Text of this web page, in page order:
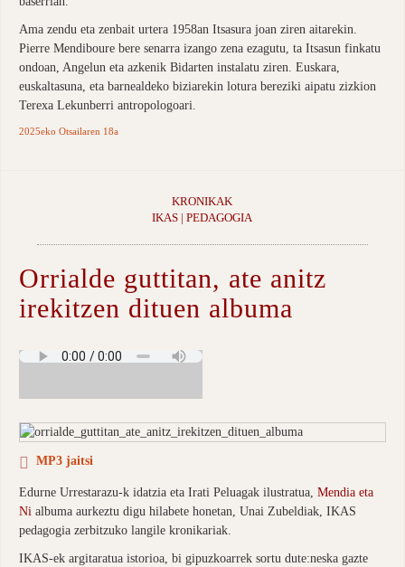
Ama zendu eta zenbait urtera 1958an Itsasura joan ziren aitarekin.
Pierre Mendiboure bere senarra izango zena ezagutu, ta Itsasun finkatu
ondoan, Angelun eta azkenik Bidarten instalatu ziren. Euskara,
euskaltasuna, eta barnealdeko biziarekin lotura bereziki aipatu zizkion
Terexa Lekunberri antropologoari.
2025eko Otsailaren 18a
KRONIKAK
IKAS | PEDAGOGIA
Orrialde guttitan, ate anitz
irekitzen dituen albuma
MP3 jaitsi
Edurne Urrestarazu-k idatzia eta Irati Peluagak ilustratua, Mendia eta
Ni albuma aurkeztu digu hilabete honetan, Unai Zubeldiak, IKAS
pedagogia zerbitzuko langile kronikariak.
IKAS-ek argitaratua istorioa, bi gipuzkoarrek sortu dute:neska gazte